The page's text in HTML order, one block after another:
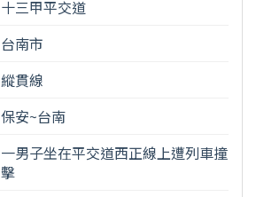
十三甲平交道
台南市
縱貫線
保安~台南
一男子坐在平交道西正線上遭列車撞
擊